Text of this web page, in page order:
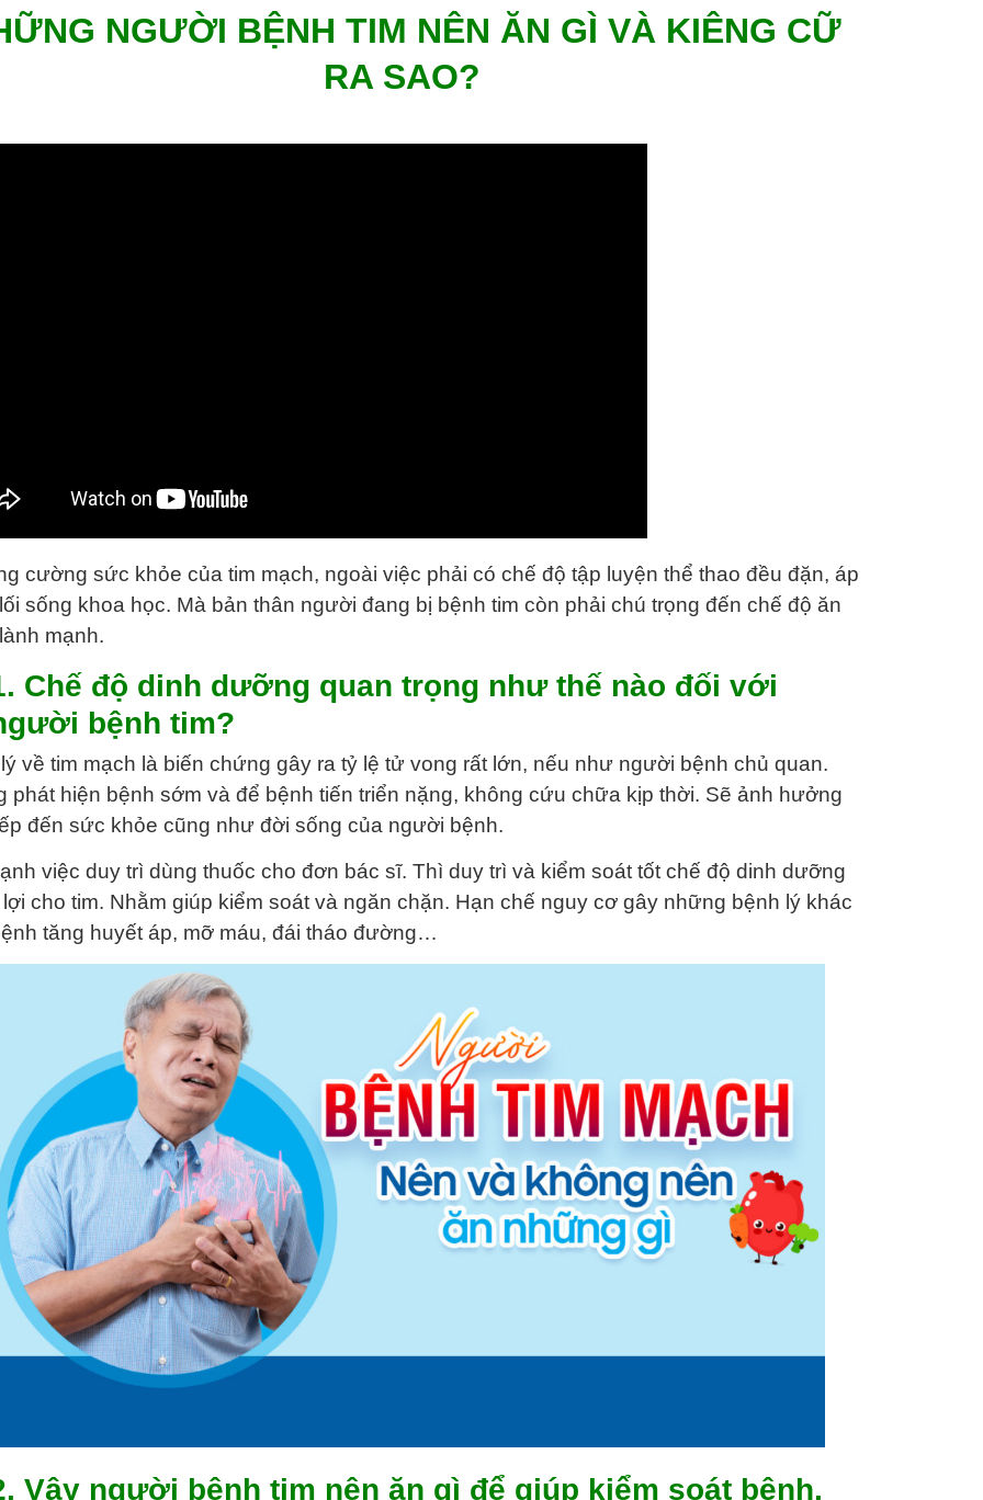
NGƯỜI BỆNH TIM NÊN ĂN GÌ VÀ KIÊNG CỮ
RA SAO?
cường sức khỏe của tim mạch, ngoài việc phải có chế độ tập luyện thể thao đều đặn, áp
sống khoa học. Mà bản thân người đang bị bệnh tim còn phải chú trọng đến chế độ ăn
mạnh.
Chế độ dinh dưỡng quan trọng như thế nào đối với
bệnh tim?
về tim mạch là biến chứng gây ra tỷ lệ tử vong rất lớn, nếu như người bệnh chủ quan.
phát hiện bệnh sớm và để bệnh tiến triển nặng, không cứu chữa kịp thời. Sẽ ảnh hưởng
đến sức khỏe cũng như đời sống của người bệnh.
việc duy trì dùng thuốc cho đơn bác sĩ. Thì duy trì và kiểm soát tốt chế độ dinh dưỡng
lợi cho tim. Nhằm giúp kiểm soát và ngăn chặn. Hạn chế nguy cơ gây những bệnh lý khác
tăng huyết áp, mỡ máu, đái tháo đường…
Vậy người bệnh tim nên ăn gì để giúp kiểm soát bệnh.